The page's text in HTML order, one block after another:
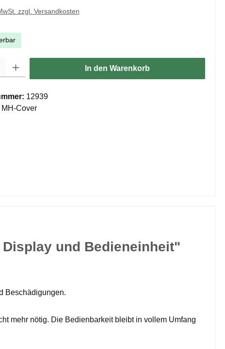
zzgl. Versandkosten
In den Warenkorb
12939
MH-Cover
und Bedieneinheit"
Beschädigungen.
mehr nötig. Die Bedienbarkeit bleibt in vollem Umfang